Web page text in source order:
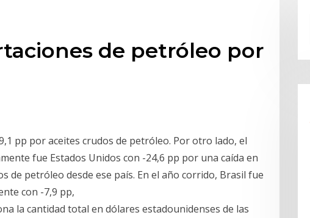
de petróleo por
pp por aceites crudos de petróleo. Por otro lado, el
fue Estados Unidos con -24,6 pp por una caída en
de petróleo desde ese país. En el año corrido, Brasil fue
con -7,9 pp,
la cantidad total en dólares estadounidenses de las